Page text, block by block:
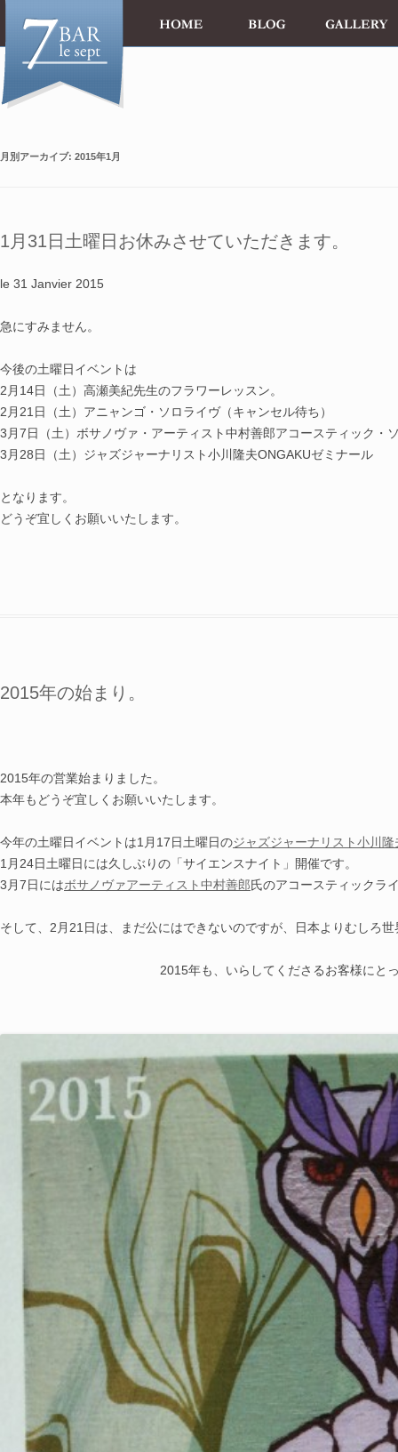
月別アーカイブ: 2015年1月
1月31日土曜日お休みさせていただきます。
le 31 Janvier 2015
急にすみません。
今後の土曜日イベントは
2月14日（土）高瀬美紀先生のフラワーレッスン。
2月21日（土）アニャンゴ・ソロライヴ（キャンセル待ち）
3月7日（土）ボサノヴァ・アーティスト中村善郎アコースティック・
3月28日（土）ジャズジャーナリスト小川隆夫ONGAKUゼミナール
となります。
どうぞ宜しくお願いいたします。
2015年の始まり。
2015年の営業始まりました。
本年もどうぞ宜しくお願いいたします。
今年の土曜日イベントは1月17日土曜日のジャズジャーナリスト小川隆
1月24日土曜日には久しぶりの「サイエンスナイト」開催です。
3月7日にはボサノヴァアーティスト中村善郎氏のアコースティックラ
そして、2月21日は、まだ公にはできないのですが、日本よりむしろ
2015年も、いらしてくださるお客様にと